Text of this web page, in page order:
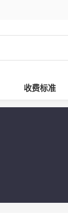
收费标准